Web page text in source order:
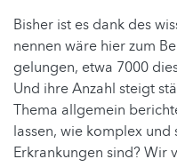
Bisher ist es dank des
nennen wäre hier zum
gelungen, etwa 7000
Und ihre Anzahl steigt
Thema allgemein
lassen, wie komplex und
Erkrankungen sind? Wir